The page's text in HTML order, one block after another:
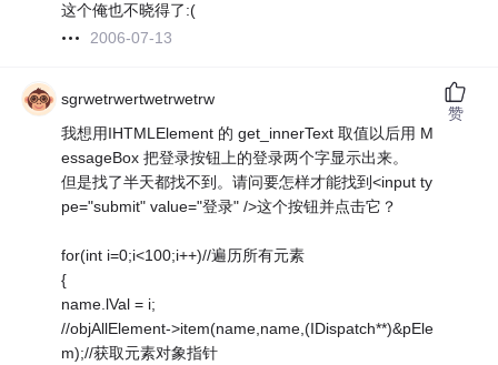
这个俺也不晓得了:(
2006-07-13
sgrwetrwertwetrwetrw
我想用IHTMLElement 的 get_innerText 取值以后用 M
essageBox 把登录按钮上的登录两个字显示出来。
但是找了半天都找不到。请问要怎样才能找到<input ty
pe="submit" value="登录" />这个按钮并点击它？
for(int i=0;i<100;i++)//遍历所有元素
{
name.lVal = i;
//objAllElement->item(name,name,(IDispatch**)&pEle
m);//获取元素对象指针
赞